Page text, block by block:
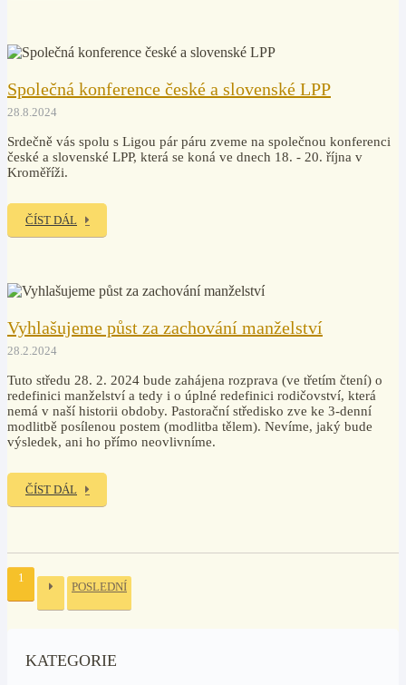
Společná konference české a slovenské LPP
28.8.2024
Srdečně vás spolu s Ligou pár páru zveme na společnou konferenci
české a slovenské LPP, která se koná ve dnech 18. - 20. října v
Kroměříži.
ČÍST DÁL
Vyhlašujeme půst za zachování manželství
28.2.2024
Tuto středu 28. 2. 2024 bude zahájena rozprava (ve třetím čtení) o
redefinici manželství a tedy i o úplné redefinici rodičovství, která
nemá v naší historii obdoby. Pastorační středisko zve ke 3-denní
modlitbě posílenou postem (modlitba tělem). Nevíme, jaký bude
výsledek, ani ho přímo neovlivníme.
ČÍST DÁL
1
POSLEDNÍ
KATEGORIE